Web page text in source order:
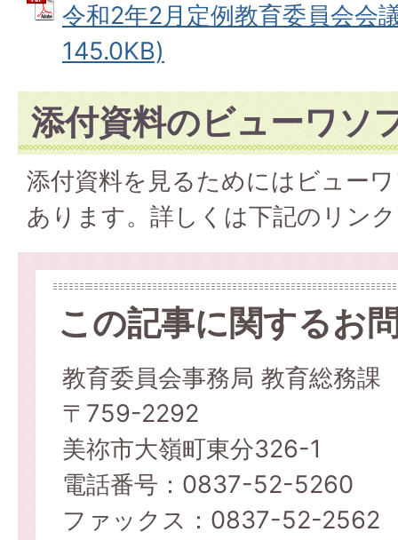
令和2年2月定例教育委員会会
145.0KB)
添付資料のビューワソ
添付資料を見るためにはビュー
あります。詳しくは下記のリン
この記事に関するお
教育委員会事務局 教育総務課
〒759-2292
美祢市大嶺町東分326-1
電話番号：0837-52-5260
ファックス：0837-52-2562